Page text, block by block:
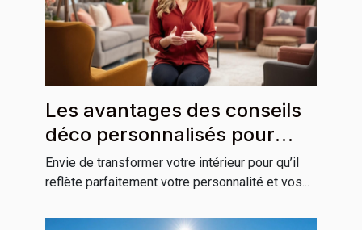
Les avantages des conseils
déco personnalisés pour
votre habitation
Envie de transformer votre intérieur pour qu’il
reflète parfaitement votre personnalité et vos...